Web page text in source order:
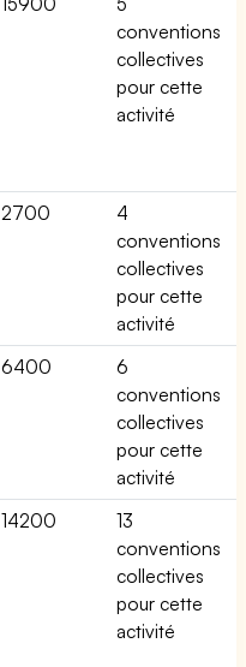
conventions
collectives
pour cette
activité
2700
4
conventions
collectives
pour cette
activité
6400
6
conventions
collectives
pour cette
activité
14200
13
conventions
collectives
pour cette
activité